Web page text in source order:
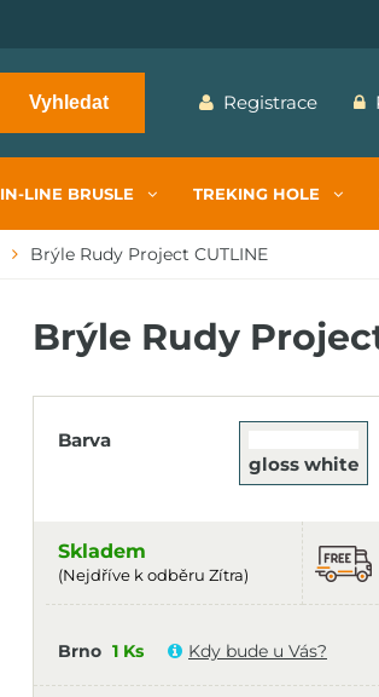
Vyhledat Registrace
IN-LINE BRUSLE TREKING HOLE
Brýle Rudy Project CUTLINE
Brýle Rudy
Barva
gloss white
Skladem
(Nejdříve k odběru Zítra)
Brno 1 Ks Kdy bude u Vás?